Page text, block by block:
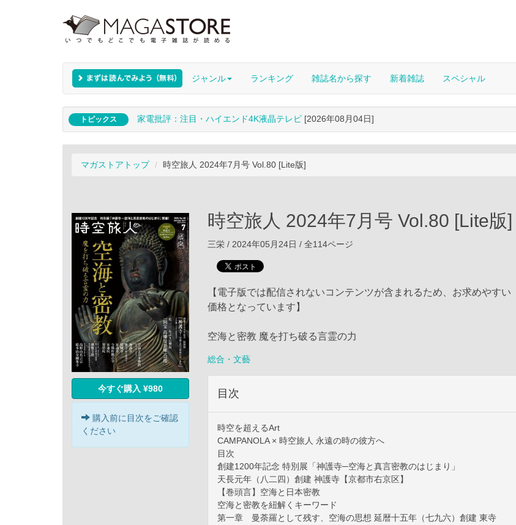
ジャンル ランキング 雑誌名から探す 新着雑誌 スペシャル
トピックス 家電批評：注目・ハイエンド4K液晶テレビ [2026年08月04日]
マガストアトップ 時空旅人 2024年7月号 Vol.80 [Lite版]
今すぐ購入 ¥980
購入前に目次をご確認
ください
時空旅人 2024年7月号 Vol.80 [Lite版]
三栄 / 2024年05月24日 / 全114ページ
【電子版では配信されないコンテンツが含まれるため、お求めやすい
価格となっています】
空海と密教 魔を打ち破る言霊の力
総合・文藝
目次
時空を超えるArt
CAMPANOLA × 時空旅人 永遠の時の彼方へ
目次
創建1200年記念 特別展「神護寺─空海と真言密教のはじまり」
天長元年（八二四）創建 神護寺【京都市右京区】
【巻頭言】空海と日本密教
空海と密教を紐解くキーワード
第一章 曼荼羅として残す、空海の思想 延暦十五年（七九六）創建 東寺